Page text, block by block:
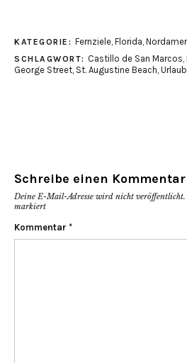
KATEGORIE: Fernziele, Florida,
SCHLAGWORT: Castillo de San Marcos,
George Street, St. Augustine Beach, Urlaub
Schreibe einen Kommentar
Deine E-Mail-Adresse wird nicht veröffentlicht.
markiert
Kommentar *